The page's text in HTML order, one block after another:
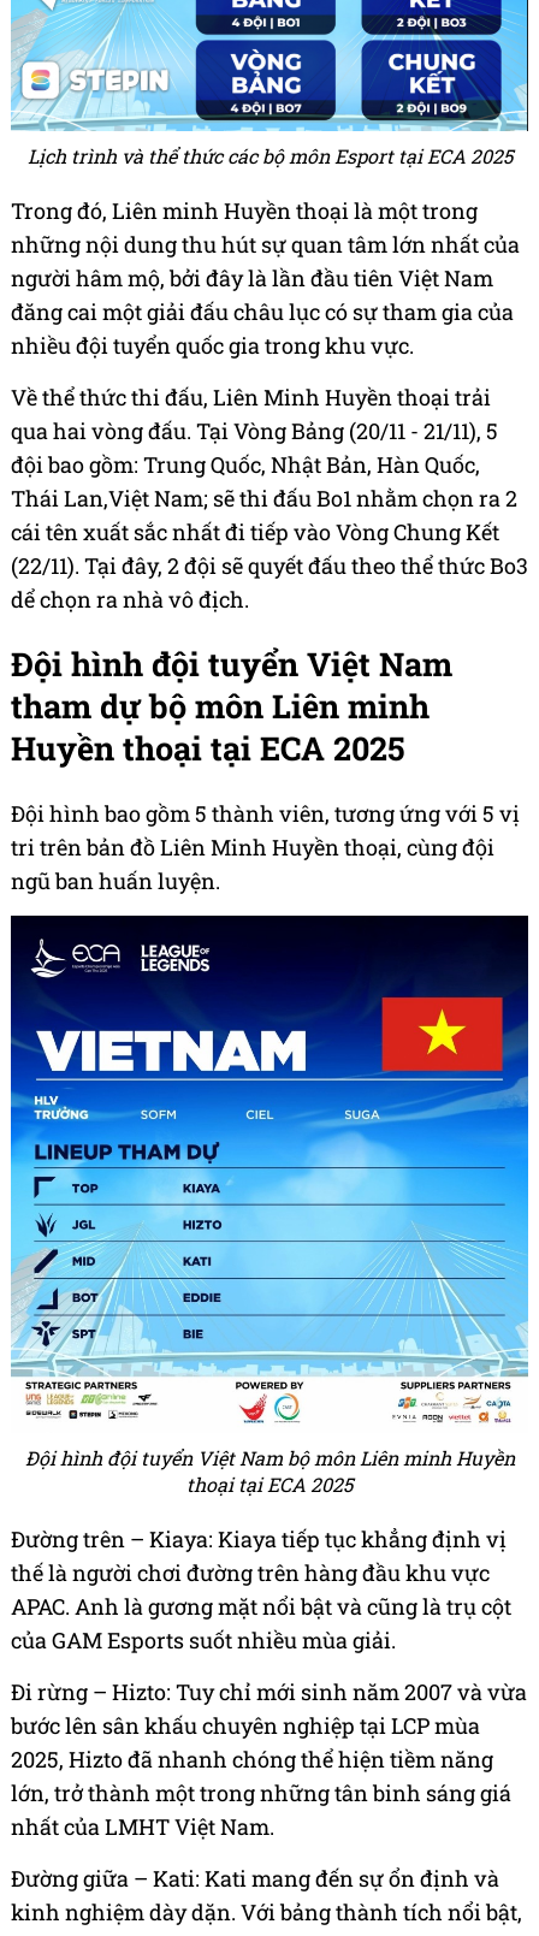
Lịch trình và thể thức các bộ môn Esport tại ECA 2025
Trong đó, Liên minh Huyền thoại là một trong
những nội dung thu hút sự quan tâm lớn nhất của
người hâm mộ, bởi đây là lần đầu tiên Việt Nam
đăng cai một giải đấu châu lục có sự tham gia của
nhiều đội tuyển quốc gia trong khu vực.
Về thể thức thi đấu, Liên Minh Huyền thoại trải
qua hai vòng đấu. Tại Vòng Bảng (20/11 - 21/11), 5
đội bao gồm: Trung Quốc, Nhật Bản, Hàn Quốc,
Thái Lan,Việt Nam; sẽ thi đấu Bo1 nhằm chọn ra 2
cái tên xuất sắc nhất đi tiếp vào Vòng Chung Kết
(22/11). Tại đây, 2 đội sẽ quyết đấu theo thể thức Bo3
dể chọn ra nhà vô địch.
Đội hình đội tuyển Việt Nam
tham dự bộ môn Liên minh
Huyền thoại tại ECA 2025
Đội hình bao gồm 5 thành viên, tương ứng với 5 vị
tri trên bản đồ Liên Minh Huyền thoại, cùng đội
ngũ ban huấn luyện.
Đội hình đội tuyển Việt Nam bộ môn Liên minh Huyền
thoại tại ECA 2025
Đường trên – Kiaya: Kiaya tiếp tục khẳng định vị
thế là người chơi đường trên hàng đầu khu vực
APAC. Anh là gương mặt nổi bật và cũng là trụ cột
của GAM Esports suốt nhiều mùa giải.
Đi rừng – Hizto: Tuy chỉ mới sinh năm 2007 và vừa
bước lên sân khấu chuyên nghiệp tại LCP mùa
2025, Hizto đã nhanh chóng thể hiện tiềm năng
lớn, trở thành một trong những tân binh sáng giá
nhất của LMHT Việt Nam.
Đường giữa – Kati: Kati mang đến sự ổn định và
kinh nghiệm dày dặn. Với bảng thành tích nổi bật,